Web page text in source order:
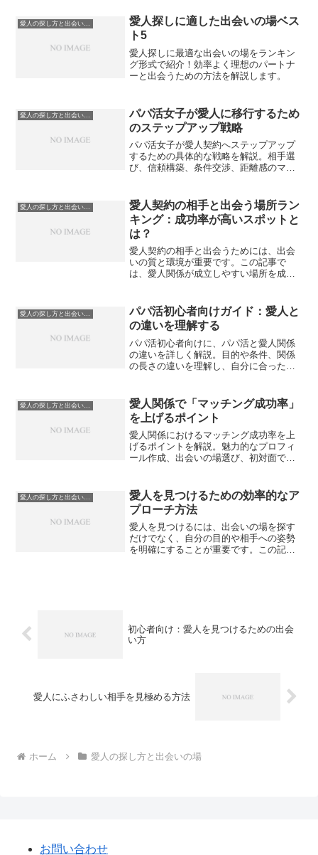
愛人探しに適した出会いの場ベス
ト5
愛人探しに最適な出会いの場をランキン
グ形式で紹介！効率よく理想のパートナ
ーと出会うための方法を解説します。
パパ活女子が愛人に移行するため
のステップアップ戦略
パパ活女子が愛人契約へステップアップ
するための具体的な戦略を解説。相手選
び、信頼構築、条件交渉、距離感のマネ
愛人の探し方と出会いの場
愛人契約の相手と出会う場所ラン
キング：成功率が高いスポットと
は？
愛人契約の相手と出会うためには、出会
いの質と環境が重要です。この記事で
は、愛人関係が成立しやすい場所を成功
パパ活初心者向けガイド：愛人と
の違いを理解する
パパ活初心者向けに、パパ活と愛人関係
の違いを詳しく解説。目的や条件、関係
の長さの違いを理解し、自分に合ったス
愛人関係で「マッチング成功率」
を上げるポイント
愛人関係におけるマッチング成功率を上
げるポイントを解説。魅力的なプロフィ
ール作成、出会いの場選び、初対面での
愛人の探し方と出会いの場
愛人を見つけるための効率的なア
プローチ方法
愛人を見つけるには、出会いの場を探す
だけでなく、自分の目的や相手への姿勢
を明確にすることが重要です。この記事
初心者向け：愛人を見つけるための出会
い方
愛人にふさわしい相手を見極める方法
ホーム 愛人の探し方と出会いの場
お問い合わせ